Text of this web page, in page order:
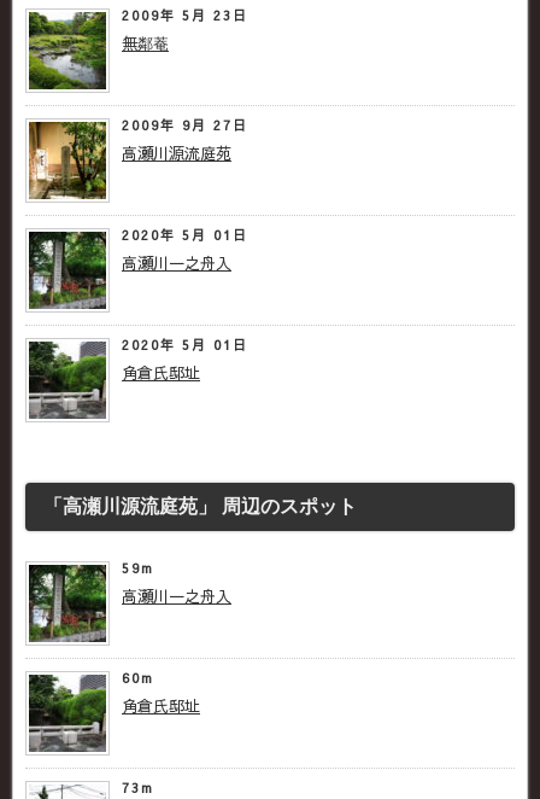
2009年 5月 23日
無鄰菴
2009年 9月 27日
高瀬川源流庭苑
2020年 5月 01日
高瀬川一之舟入
2020年 5月 01日
角倉氏邸址
「高瀬川源流庭苑」 周辺のスポット
59m
高瀬川一之舟入
60m
角倉氏邸址
73m